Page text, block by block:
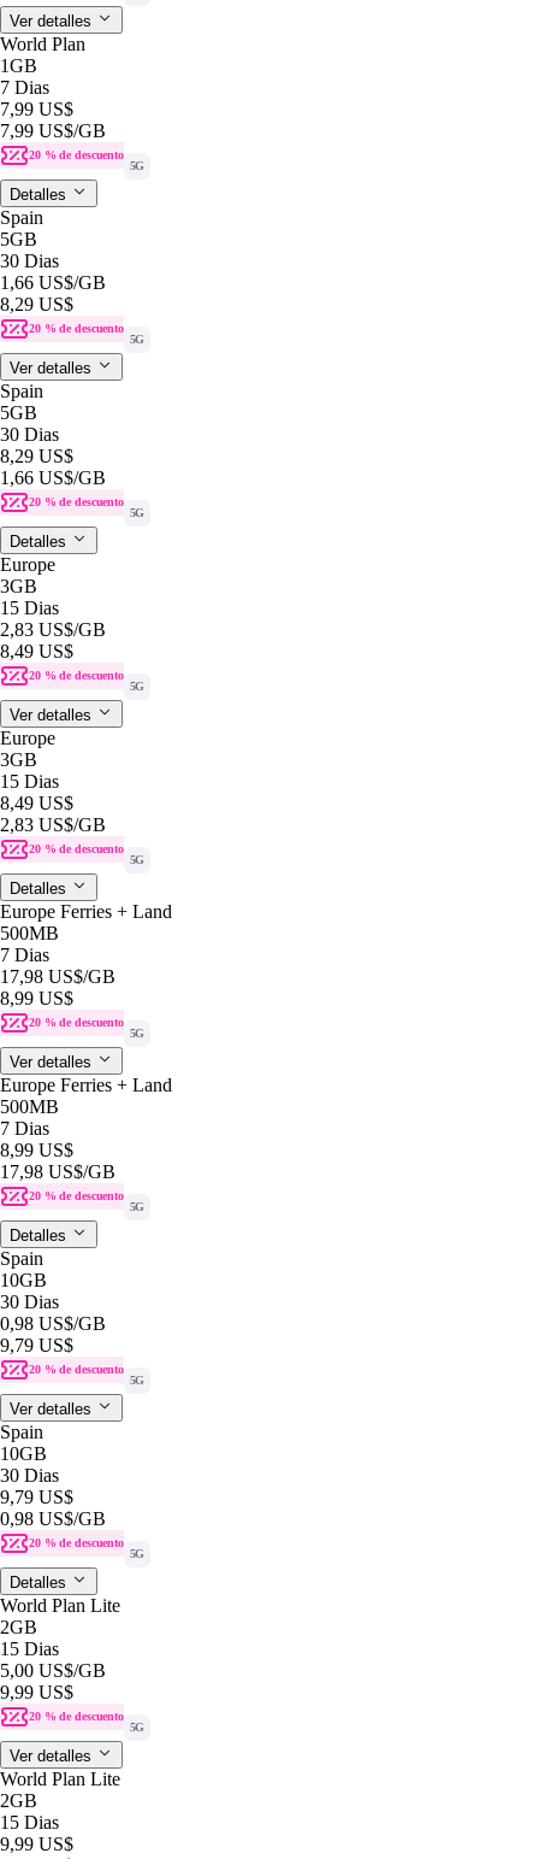
Ver detalles
World Plan
1GB
7 Dias
7,99 US$
7,99 US$/GB
20 % de descuento
5G
Detalles
Spain
5GB
30 Dias
1,66 US$/GB
8,29 US$
20 % de descuento
5G
Ver detalles
Spain
5GB
30 Dias
8,29 US$
1,66 US$/GB
20 % de descuento
5G
Detalles
Europe
3GB
15 Dias
2,83 US$/GB
8,49 US$
20 % de descuento
5G
Ver detalles
Europe
3GB
15 Dias
8,49 US$
2,83 US$/GB
20 % de descuento
5G
Detalles
Europe Ferries + Land
500MB
7 Dias
17,98 US$/GB
8,99 US$
20 % de descuento
5G
Ver detalles
Europe Ferries + Land
500MB
7 Dias
8,99 US$
17,98 US$/GB
20 % de descuento
5G
Detalles
Spain
10GB
30 Dias
0,98 US$/GB
9,79 US$
20 % de descuento
5G
Ver detalles
Spain
10GB
30 Dias
9,79 US$
0,98 US$/GB
20 % de descuento
5G
Detalles
World Plan Lite
2GB
15 Dias
5,00 US$/GB
9,99 US$
20 % de descuento
5G
Ver detalles
World Plan Lite
2GB
15 Dias
9,99 US$